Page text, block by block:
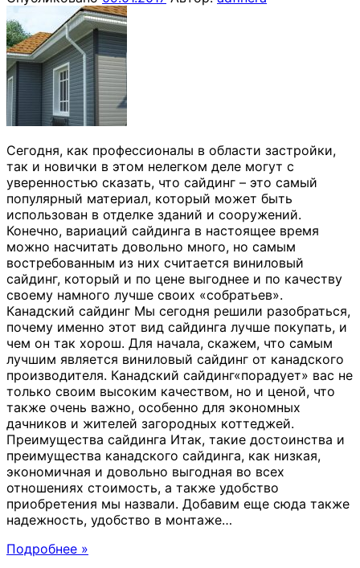
Сегодня, как профессионалы в области застройки,
так и новички в этом нелегком деле могут с
уверенностью сказать, что сайдинг – это самый
популярный материал, который может быть
использован в отделке зданий и сооружений.
Конечно, вариаций сайдинга в настоящее время
можно насчитать довольно много, но самым
востребованным из них считается виниловый
сайдинг, который и по цене выгоднее и по качеству
своему намного лучше своих «собратьев».
Канадский сайдинг Мы сегодня решили разобраться,
почему именно этот вид сайдинга лучше покупать, и
чем он так хорош. Для начала, скажем, что самым
лучшим является виниловый сайдинг от канадского
производителя. Канадский сайдинг«порадует» вас не
только своим высоким качеством, но и ценой, что
также очень важно, особенно для экономных
дачников и жителей загородных коттеджей.
Преимущества сайдинга Итак, такие достоинства и
преимущества канадского сайдинга, как низкая,
экономичная и довольно выгодная во всех
отношениях стоимость, а также удобство
приобретения мы назвали. Добавим еще сюда также
надежность, удобство в монтаже…
Подробнее »